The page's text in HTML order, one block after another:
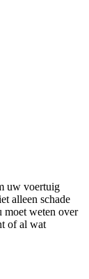
uw voertuig
alleen schade
moet weten over
of al wat